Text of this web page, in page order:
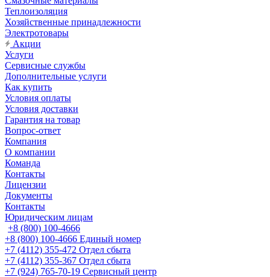
Теплоизоляция
Хозяйственные принадлежности
Электротовары
Акции
Услуги
Сервисные службы
Дополнительные услуги
Как купить
Условия оплаты
Условия доставки
Гарантия на товар
Вопрос-ответ
Компания
О компании
Команда
Контакты
Лицензии
Документы
Контакты
Юридическим лицам
+8 (800) 100-4666
+8 (800) 100-4666 Единый номер
+7 (4112) 355-472 Отдел сбыта
+7 (4112) 355-367 Отдел сбыта
+7 (924) 765-70-19 Сервисный центр